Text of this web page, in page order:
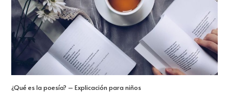
¿Qué es la poesía? – Explicación para niños